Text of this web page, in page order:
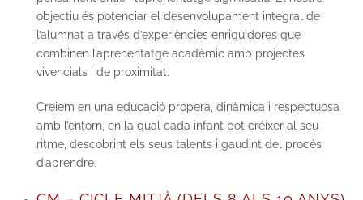
objectiu és potenciar el desenvolupament integral de
l’alumnat a través d’experiències enriquidores que
combinen l’aprenentatge acadèmic amb projectes
vivencials i de proximitat.
Creiem en una educació propera, dinàmica i respectuosa
amb l’entorn, en la qual cada infant pot créixer al seu
ritme, descobrint els seus talents i gaudint del procés
d’aprendre.